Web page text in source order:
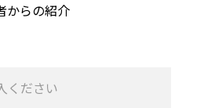
からの紹介